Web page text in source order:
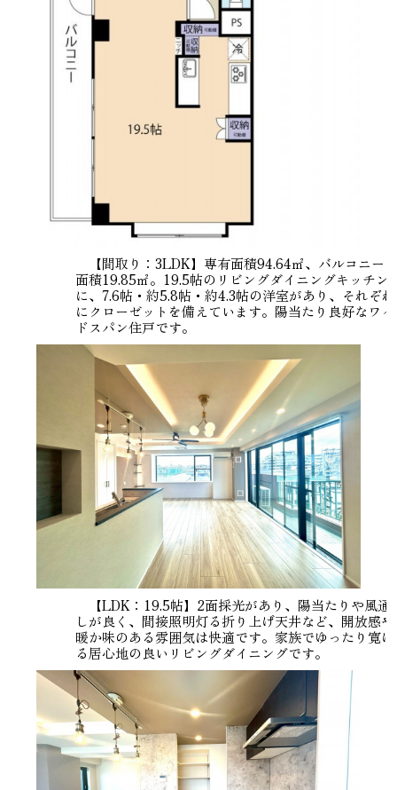
【間取り：3LDK】専有面積94.64㎡、バルコニー
面積19.85㎡。19.5帖のリビングダイニングキッチン
に、7.6帖・約5.8帖・約4.3帖の洋室があり、それぞれ
にクローゼットを備えています。陽当たり良好なワイ
ドスパン住戸です。
【LDK：19.5帖】2面採光があり、陽当たりや風通
しが良く、間接照明灯る折り上げ天井など、開放感や
暖か味のある雰囲気は快適です。家族でゆったり寛げ
る居心地の良いリビングダイニングです。